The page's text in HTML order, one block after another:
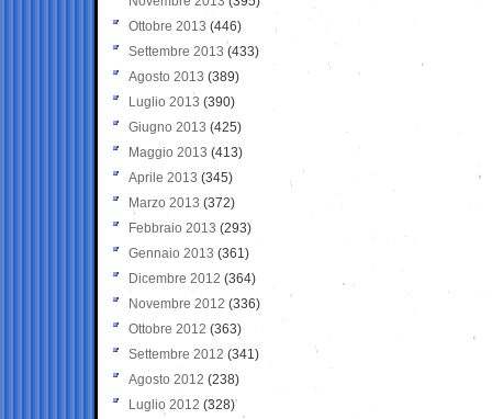
Ottobre 2013 (446)
Settembre 2013 (433)
Agosto 2013 (389)
Luglio 2013 (390)
Giugno 2013 (425)
Maggio 2013 (413)
Aprile 2013 (345)
Marzo 2013 (372)
Febbraio 2013 (293)
Gennaio 2013 (361)
Dicembre 2012 (364)
Novembre 2012 (336)
Ottobre 2012 (363)
Settembre 2012 (341)
Agosto 2012 (238)
Luglio 2012 (328)